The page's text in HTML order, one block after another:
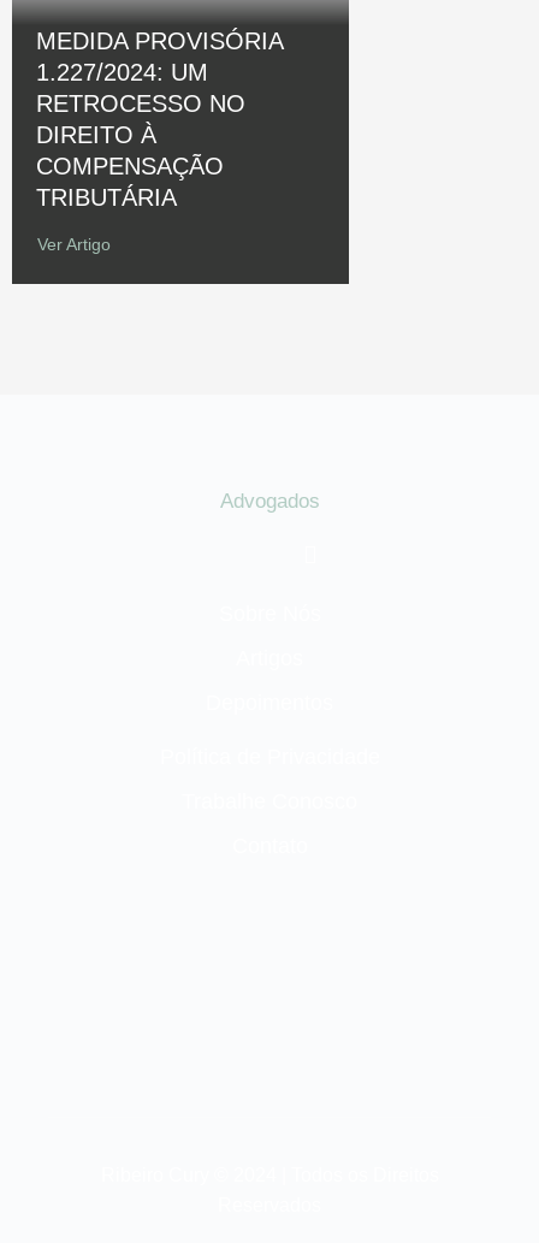
MEDIDA PROVISÓRIA
1.227/2024: UM
RETROCESSO NO
DIREITO À
COMPENSAÇÃO
TRIBUTÁRIA
Ver Artigo
Advogados